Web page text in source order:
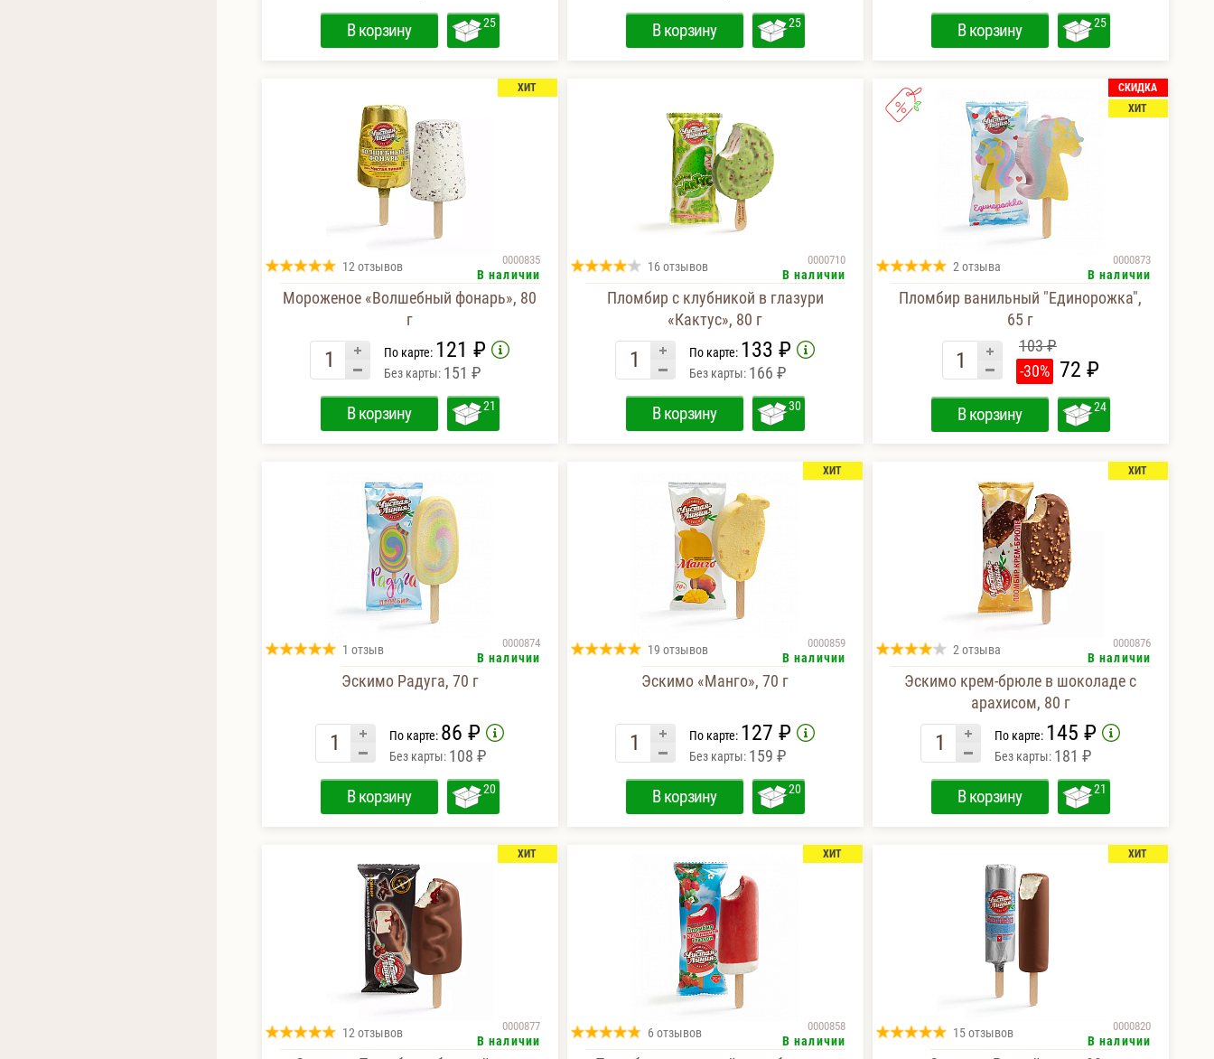
В корзину 25 В корзину 25 В корзину 25
ХИТ
12 отзывов 0000835
В наличии
Мороженое «Волшебный фонарь», 80
г
По карте: 121 ₽
Без карты: 151 ₽
В корзину 21
16 отзывов 0000710
В наличии
Пломбир с клубникой в глазури
«Кактус», 80 г
По карте: 133 ₽
Без карты: 166 ₽
В корзину 30
СКИДКА
ХИТ
2 отзыва 0000873
В наличии
Пломбир ванильный "Единорожка",
65 г
103 ₽
-30% 72 ₽
В корзину 24
1 отзыв 0000874
В наличии
Эскимо Радуга, 70 г
По карте: 86 ₽
Без карты: 108 ₽
В корзину 20
ХИТ
19 отзывов 0000859
В наличии
Эскимо «Манго», 70 г
По карте: 127 ₽
Без карты: 159 ₽
В корзину 20
ХИТ
2 отзыва 0000876
В наличии
Эскимо крем-брюле в шоколаде с
арахисом, 80 г
По карте: 145 ₽
Без карты: 181 ₽
В корзину 21
ХИТ
12 отзывов 0000877
В наличии
ХИТ
6 отзывов 0000858
В наличии
ХИТ
15 отзывов 0000820
В наличии